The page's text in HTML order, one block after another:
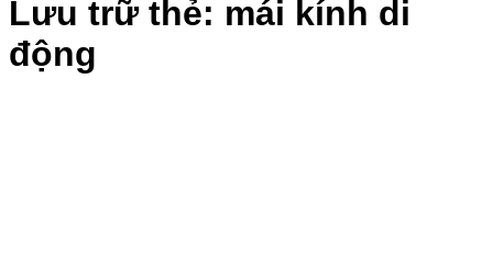
Lưu trữ thẻ: mái kính di
động